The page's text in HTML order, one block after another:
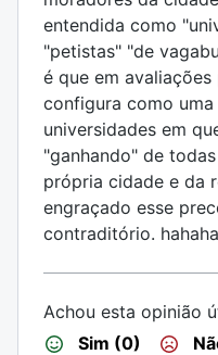
entendida como
"petistas" "de
é que em
configura como
universidades em
"ganhando" de
própria cidade e da
engraçado esse
contraditório.
Achou esta opinião
Sim (0)